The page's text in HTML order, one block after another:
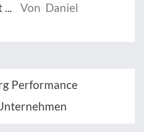
Von Daniel
Performance